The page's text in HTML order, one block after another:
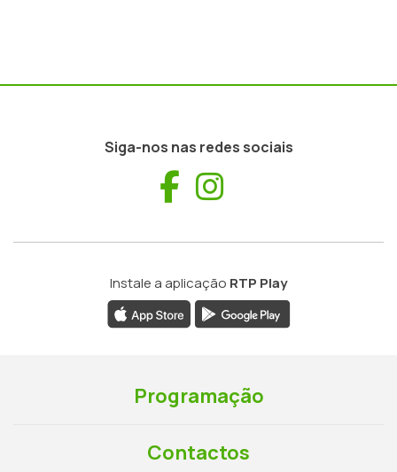
Siga-nos nas redes sociais
Facebook
Instale a aplicação RTP Play
Programação
Contactos